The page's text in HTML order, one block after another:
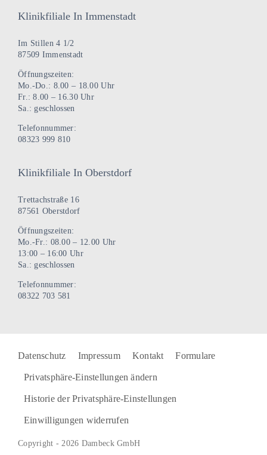
Klinikfiliale In Immenstadt
Im Stillen 4 1/2
87509 Immenstadt
Öffnungszeiten:
Mo.-Do.: 8.00 – 18.00 Uhr
Fr.: 8.00 – 16.30 Uhr
Sa.: geschlossen
Telefonnummer:
08323 999 810
Klinikfiliale In Oberstdorf
Trettachstraße 16
87561 Oberstdorf
Öffnungszeiten:
Mo.-Fr.: 08.00 – 12.00 Uhr
13:00 – 16:00 Uhr
Sa.: geschlossen
Telefonnummer:
08322 703 581
Datenschutz Impressum Kontakt Formulare
Privatsphäre-Einstellungen ändern
Historie der Privatsphäre-Einstellungen
Einwilligungen widerrufen
Copyright - 2026 Dambeck GmbH